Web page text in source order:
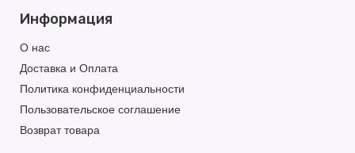
Информация
О нас
Доставка и Оплата
Политика конфиденциальности
Пользовательское соглашение
Возврат товара